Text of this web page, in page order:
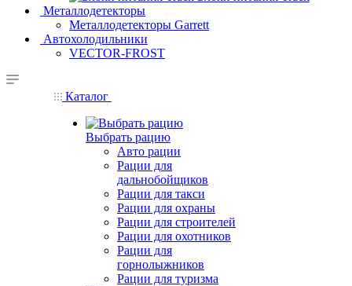
Металлодетекторы
Металлодетекторы Garrett
Автохолодильники
VECTOR-FROST
Каталог
Выбрать рацию
Авто рации
Рации для
дальнобойщиков
Рации для такси
Рации для охраны
Рации для строителей
Рации для охотников
Рации для
горнолыжников
Рации для туризма